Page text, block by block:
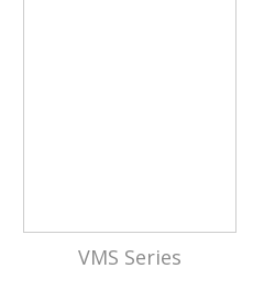
VMS Series